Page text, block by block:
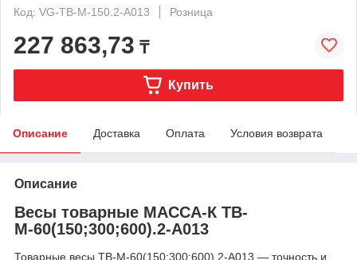
Код: VG-ТВ-М-150.2-A013
Розница
227 863,73 ₸
Купить
Описание Доставка Оплата Условия возврата
Описание
Весы товарные МАССА-К ТВ-
М-60(150;300;600).2-А013
Товарные весы ТВ-М-60(150;300;600).2-А013 — точность и